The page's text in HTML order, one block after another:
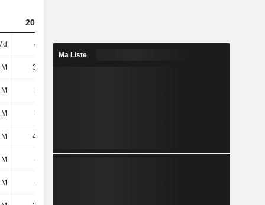
2023
419 M 298 M 11 M
39,8 M
313 M
353 M
43,8 M
-600 k
-200 k
Ma Liste